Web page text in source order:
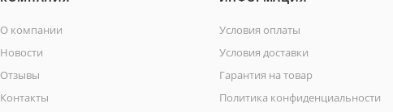
О компании
Новости
Отзывы
Контакты
Условия оплаты
Условия доставки
Гарантия на товар
Политика конфиденциальности